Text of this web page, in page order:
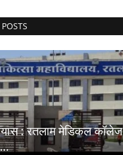
: रतलाम मेडिकल कॉलेज